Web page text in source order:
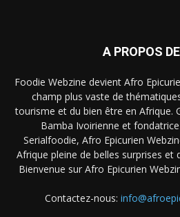
A PROPOS
Foodie Webzine devient Afro
champ plus vaste de
tourisme et du bien être en Afrique.
Bamba Ivoirienne et
Serialfoodie, Afro Epicurien
Afrique pleine de belles surprises et
Bienvenue sur Afro Epicurien
Contactez-nous: